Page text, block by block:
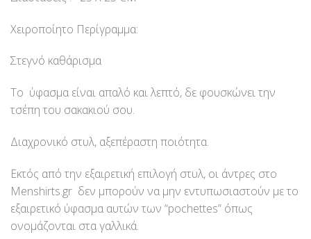
Χειροποίητο Περίγραμμα:
Στεγνό καθάρισμα
Το ύφασμα είναι απαλό και λεπτό, δε φουσκώνει την
τσέπη του σακακιού σου.
Διαχρονικό στυλ, αξεπέραστη ποιότητα.
Εκτός από την εξαιρετική επιλογή στυλ, οι άντρες στο
Menshirts.gr δεν μπορούν να μην εντυπωσιαστούν με το
εξαιρετικό ύφασμα αυτών των “pochettes” όπως
ονομάζονται στα γαλλικά.